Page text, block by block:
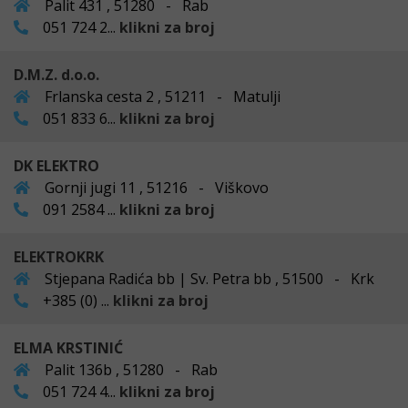
Palit 431 , 51280 - Rab
051 724 2... klikni za broj
D.M.Z. d.o.o.
Frlanska cesta 2 , 51211 - Matulji
051 833 6... klikni za broj
DK ELEKTRO
Gornji jugi 11 , 51216 - Viškovo
091 2584 ... klikni za broj
ELEKTROKRK
Stjepana Radića bb | Sv. Petra bb , 51500 - Krk
+385 (0) ... klikni za broj
ELMA KRSTINIĆ
Palit 136b , 51280 - Rab
051 724 4... klikni za broj